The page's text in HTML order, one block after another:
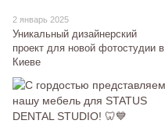
2 январь 2025
Уникальный дизайнерский
проект для новой фотостудии в
Киеве